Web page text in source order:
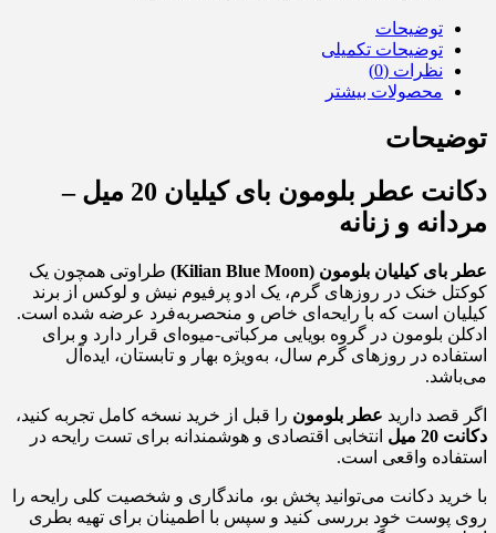
توضیحات
توضیحات تکمیلی
نظرات (0)
محصولات بیشتر
توضیحات
دکانت عطر بلومون بای کیلیان 20 میل –
مردانه و زنانه
عطر بای کیلیان بلومون (Kilian Blue Moon)
طراوتی همچون یک
کوکتل خنک در روزهای گرم، یک ادو پرفیوم نیش و لوکس از برند
کیلیان است که با رایحه‌ای خاص و منحصربه‌فرد عرضه شده است.
ادکلن بلومون در گروه بویایی مرکباتی-میوه‌ای قرار دارد و برای
استفاده در روزهای گرم سال، به‌ویژه بهار و تابستان، ایده‌آل
می‌باشد.
اگر قصد دارید عطر بلومون را قبل از خرید نسخه کامل تجربه کنید،
دکانت 20 میل
انتخابی اقتصادی و هوشمندانه برای تست رایحه در
استفاده واقعی است.
با خرید دکانت می‌توانید پخش بو، ماندگاری و شخصیت کلی رایحه را
روی پوست خود بررسی کنید و سپس با اطمینان برای تهیه بطری